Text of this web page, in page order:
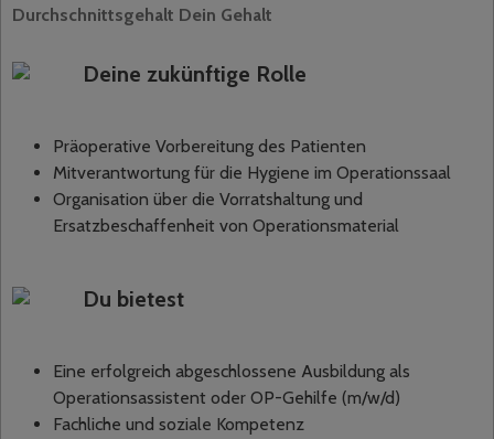
Durchschnittsgehalt Dein Gehalt
Deine zukünftige Rolle
Präoperative Vorbereitung des Patienten
Mitverantwortung für die Hygiene im Operationssaal
Organisation über die Vorratshaltung und
Ersatzbeschaffenheit von Operationsmaterial
Du bietest
Eine erfolgreich abgeschlossene Ausbildung als
Operationsassistent oder OP-Gehilfe (m/w/d)
Fachliche und soziale Kompetenz